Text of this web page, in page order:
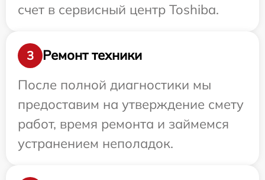
счет в сервисный центр Toshiba.
3
Ремонт техники
После полной диагностики мы
предоставим на утверждение смету
работ, время ремонта и займемся
устранением неполадок.